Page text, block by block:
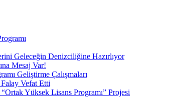
Geleceğin Denizciliğine Hazırlıyor
Mesaj Var!
Geliştirme Çalışmaları
Vefat Etti
Yüksek Lisans Programı” Projesi